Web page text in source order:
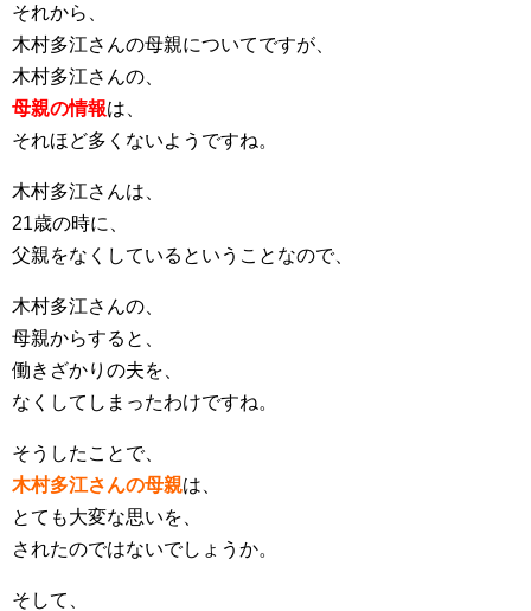
それから、
木村多江さんの母親についてですが、
木村多江さんの、
母親の情報は、
それほど多くないようですね。
木村多江さんは、
21歳の時に、
父親をなくしているということなので、
木村多江さんの、
母親からすると、
働きざかりの夫を、
なくしてしまったわけですね。
そうしたことで、
木村多江さんの母親は、
とても大変な思いを、
されたのではないでしょうか。
そして、